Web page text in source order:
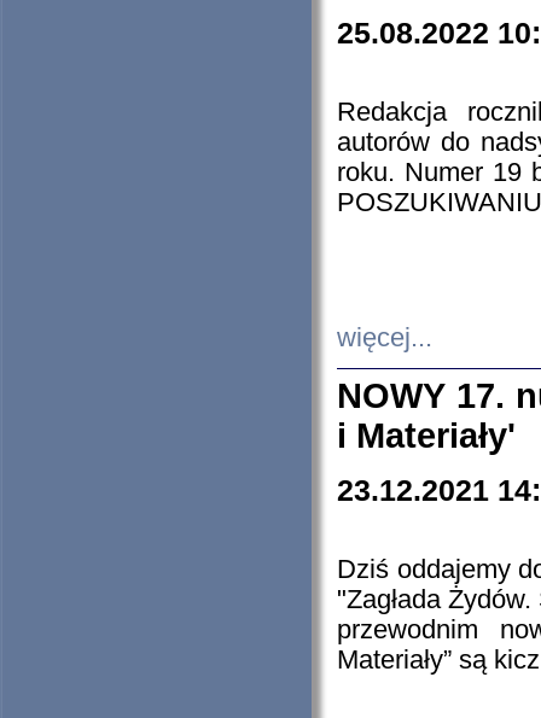
25.08.2022
Redakcja
autorów do
roku. Numer 19
więcej...
NOWY 17.
i Materiały'
23.12.2021
Dziś oddajemy
"Zagłada
przewodnim
Materiały” są